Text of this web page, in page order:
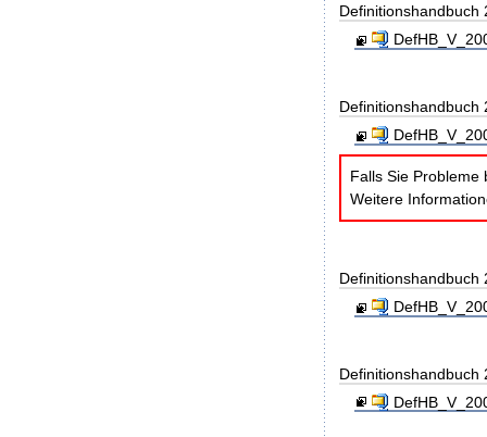
Definitionshandbuch
Definitionshandbuch
Falls Sie Probleme
Weitere
Definitionshandbuch
Definitionshandbuch